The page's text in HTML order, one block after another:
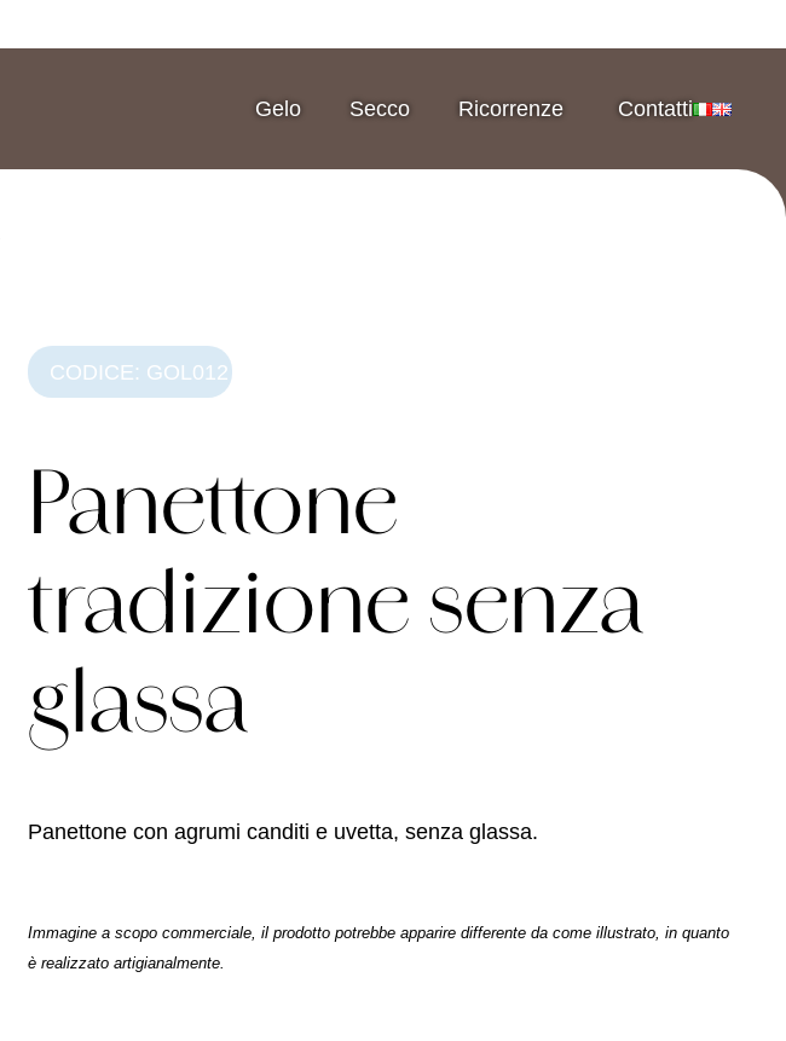
Gelo Secco Ricorrenze Contatti
CODICE: GOL012
Panettone
tradizione senza
glassa
Panettone con agrumi canditi e uvetta, senza glassa.
Immagine a scopo commerciale, il prodotto potrebbe apparire differente da come illustrato, in quanto
è realizzato artigianalmente.